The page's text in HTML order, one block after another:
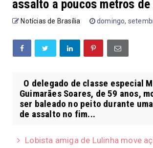
assalto a poucos metros de
Notícias de Brasília domingo,
O delegado de classe especial
Guimarães Soares, de 59 anos,
ser baleado no peito durante
de assalto no fim...
Lobista amiga de Lulinha move